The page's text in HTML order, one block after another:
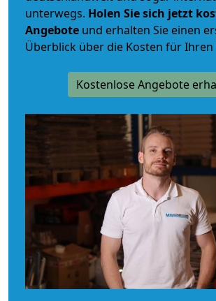
unterwegs. Holen Sie sich jetzt
Angebote und erhalten Sie einen
Überblick über die Kosten für Ihren
Kostenlose Angebote